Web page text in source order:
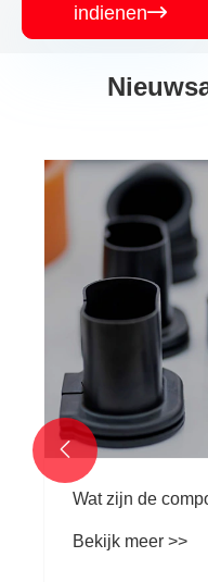
indienen
Wat zijn de
Bekijk meer >>
